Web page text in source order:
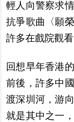
輕人向警察求
抗爭歌曲〈願
許多在戲院觀
回想早年香港
前後，許多中
渡深圳河，游
就是其中之一